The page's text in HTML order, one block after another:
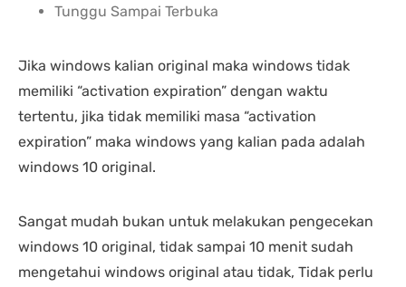
Tunggu Sampai Terbuka
Jika windows kalian original maka windows tidak
memiliki “activation expiration” dengan waktu
tertentu, jika tidak memiliki masa “activation
expiration” maka windows yang kalian pada adalah
windows 10 original.
Sangat mudah bukan untuk melakukan pengecekan
windows 10 original, tidak sampai 10 menit sudah
mengetahui windows original atau tidak, Tidak perlu